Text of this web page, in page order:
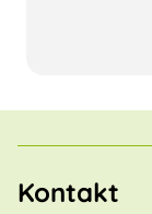
Kontakt